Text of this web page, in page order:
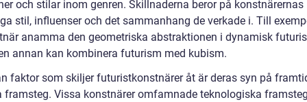
och stilar inom genren. Skillnaderna beror på konstnärernas
stil, influenser och det sammanhang de verkade i. Till
anamma den geometriska abstraktionen i dynamisk
annan kan kombinera futurism med kubism.
faktor som skiljer futuristkonstnärer åt är deras syn på
framsteg. Vissa konstnärer omfamnade teknologiska